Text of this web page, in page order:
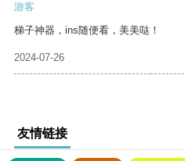
游客
梯子神器，ins随便看，美美哒！
2024-07-26
友情链接